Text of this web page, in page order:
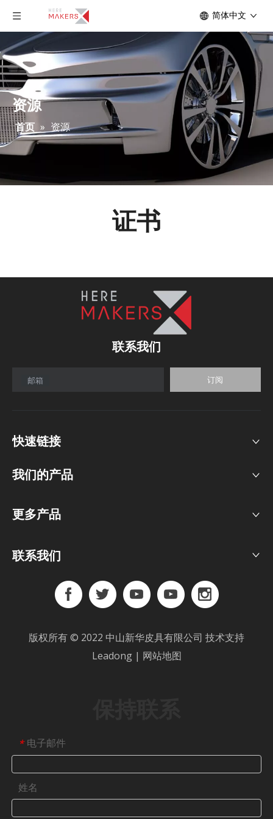
简体中文
资源
首页 » 资源
证书
联系我们
邮箱 订阅
快速链接
我们的产品​​​​​​​
更多产品​​​​​​​
联系我们
版权所有 © 2022 中山新华皮具有限公司 技术支持
Leadong | 网站地图
* 电子邮件
姓名